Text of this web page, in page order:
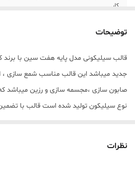
کار
توضیحات
قالب سیلیکونی مدل پایه هفت سین با برند
جدید میباشد این قالب مناسب شمع سازی
صابون سازی ،مجسمه سازی و رزین میباشد که
نوع سیلیکون تولید شده است قالب با
نظرات